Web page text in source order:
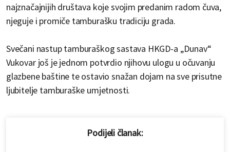
najznačajnijih društava koje svojim predanim radom čuva,
njeguje i promiče tamburašku tradiciju grada.
Svečani nastup tamburaškog sastava HKGD-a „Dunav“
Vukovar još je jednom potvrdio njihovu ulogu u očuvanju
glazbene baštine te ostavio snažan dojam na sve prisutne
ljubitelje tamburaške umjetnosti.
Podijeli članak: